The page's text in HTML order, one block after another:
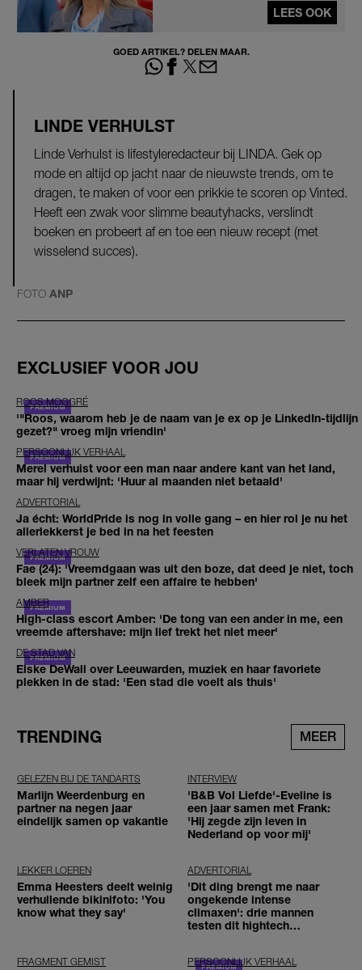
LEES OOK
GOED ARTIKEL? DELEN MAAR.
LINDE VERHULST
Linde Verhulst is lifestyleredacteur bij LINDA. Gek op
mode en altijd op jacht naar de nieuwste trends, om te
dragen, te maken of voor een prikkie te scoren op Vinted.
Heeft een zwak voor slimme beautyhacks, verslindt
boeken en probeert af en toe een nieuw recept (met
wisselend succes).
FOTO ANP
EXCLUSIEF VOOR JOU
ROOS MOGGRÉ
'"Roos, waarom heb je de naam van je ex op je LinkedIn-tijdlijn
gezet?" vroeg mijn vriendin'
PERSOONLIJK VERHAAL
Merel verhuist voor een man naar andere kant van het land,
maar hij verdwijnt: 'Huur al maanden niet betaald'
ADVERTORIAL
Ja écht: WorldPride is nog in volle gang – en hier rol je nu het
allerlekkerst je bed in na het feesten
VERLATEN VROUW
Fae (24): 'Vreemdgaan was uit den boze, dat deed je niet, toch
bleek mijn partner zelf een affaire te hebben'
AMBER
High-class escort Amber: 'De tong van een ander in me, een
vreemde aftershave: mijn lief trekt het niet meer'
DE STAD VAN
Elske DeWall over Leeuwarden, muziek en haar favoriete
plekken in de stad: 'Een stad die voelt als thuis'
TRENDING MEER
GELEZEN BIJ DE TANDARTS
Marlijn Weerdenburg en
partner na negen jaar
eindelijk samen op vakantie
INTERVIEW
'B&B Vol Liefde'-Eveline is
een jaar samen met Frank:
'Hij zegde zijn leven in
Nederland op voor mij'
LEKKER LOEREN
Emma Heesters deelt weinig
verhullende bikinifoto: 'You
know what they say'
ADVERTORIAL
'Dit ding brengt me naar
ongekende intense
climaxen': drie mannen
testen dit hightech
FRAGMENT GEMIST PERSOONLIJK VERHAAL